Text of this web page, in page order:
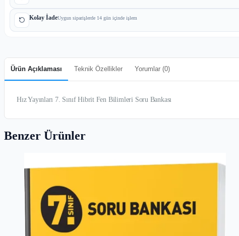
Kolay İadeUygun siparişlerde 14 gün içinde işlem
Ürün Açıklaması Teknik Özellikler Yorumlar (0)
Hız Yayınları 7. Sınıf Hibrit Fen Bilimleri Soru Bankası
Benzer Ürünler